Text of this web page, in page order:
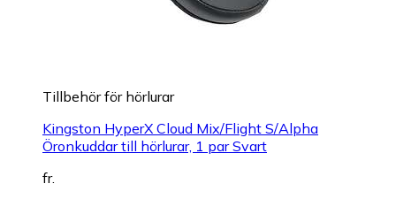
Tillbehör för hörlurar
Kingston HyperX Cloud Mix/Flight S/Alpha
Öronkuddar till hörlurar, 1 par Svart
fr.